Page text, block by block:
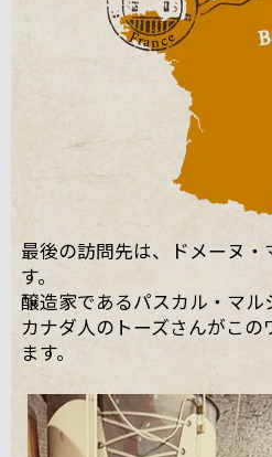
最後の訪問先は、ドメーヌ
す。
醸造家であるパスカル・マル
カナダ人のトーズさんがこ
ます。